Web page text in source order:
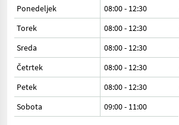
Ponedeljek 08:00 - 12:30
Torek
08:00 - 12:30
Sreda
08:00 - 12:30
Četrtek
08:00 - 12:30
Petek
08:00 - 12:30
Sobota
09:00- 11:00